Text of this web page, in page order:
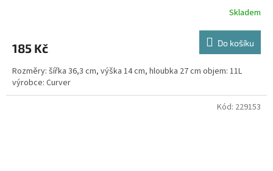
Skladem
185 Kč Do košíku
Rozměry: šířka 36,3 cm, výška 14 cm, hloubka 27 cm objem: 11L
výrobce: Curver
Kód: 229153